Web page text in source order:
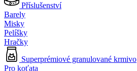
Příslušenství
Barely
Misky
Pelíšky
Hračky
Superprémiové granulované krmivo
Pro koťata